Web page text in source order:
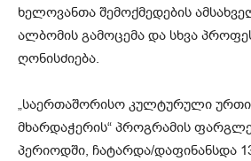
ხელოვანთა შემოქმედების
ალბომის გამოცემა და სხვა
ღონისძიება.
„საერთაშორისო კულტურული
მხარდაჭერის“ პროგრამის
პერიოდში, ჩატარდა/დაფინანსდა